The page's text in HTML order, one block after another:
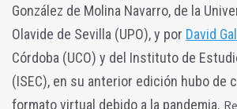
González de Molina Navarro, de la
Olavide de Sevilla (UPO), y por David
Córdoba (UCO) y del Instituto de
(ISEC), en su anterior edición hubo de
formato virtual debido a la pandemia.